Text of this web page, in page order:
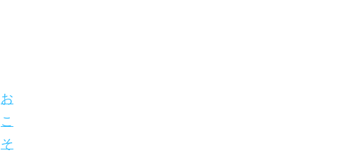
お
こ
そ